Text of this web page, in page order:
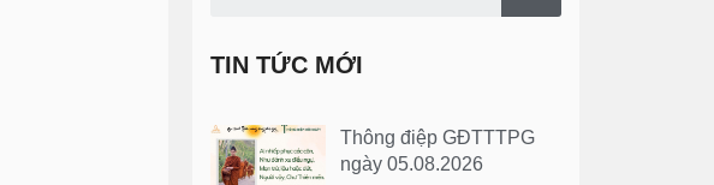
TIN TỨC MỚI
Thông điệp GĐTTTPG
ngày 05.08.2026